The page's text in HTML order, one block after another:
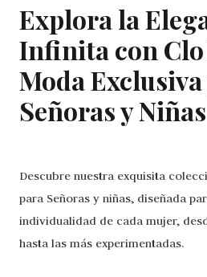
Explora la
Infinita con Clo
Moda
Señoras y Niñas
Descubre nuestra exquisita
para Señoras y niñas, diseñada
individualidad de cada mujer,
hasta las más experimentadas.